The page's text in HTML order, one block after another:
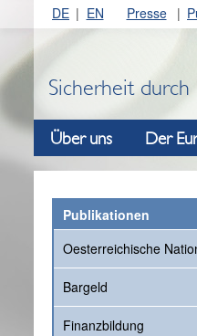
DE EN Presse
Sicherheit durch
Über uns Der
Publikationen
Oesterreichische
Bargeld
Finanzbildung